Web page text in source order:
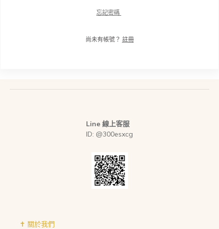
忘記密碼
尚未有帳號？ 註冊
Line 線上客服
ID: @300esxcg
✝︎ 關於我們